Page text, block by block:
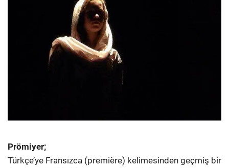
Prömiyer;
Türkçe’ye Fransızca (première) kelimesinden geçmiş bir